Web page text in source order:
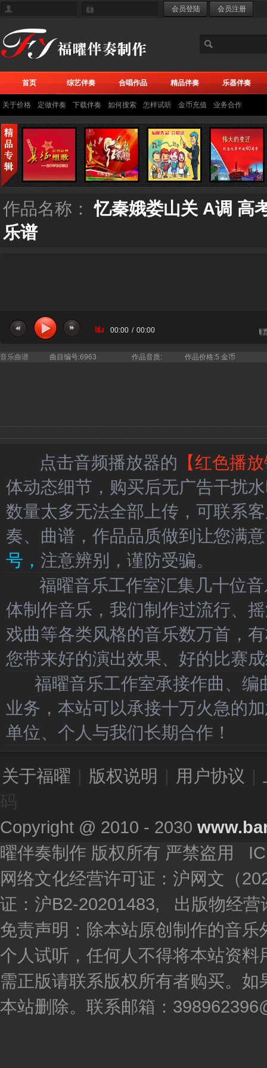
首页 综艺伴奏 合唱作品 精品伴奏 乐器伴奏
关于价格 定做伴奏 下载伴奏 如何搜索 怎样试听 金币充值 业务合作
作品名称：忆秦娥娄山关 A调 高
乐谱
当前曲目：忆秦娥娄山关 A调 高考声乐钢琴伴奏五
00:00 / 00:00
音乐曲谱 曲目编号:6963 作品音质: 作品价格:5 金币
点击音频播放器的 【红色播
体动态细节，购买后无广告干扰
数量太多无法全部上传，可联系
奏、曲谱，作品品质做到让您满
号， 注意辨别，谨防受骗。
福曜音乐工作室汇集几十位音
体制作音乐，我们制作过流行、
戏曲等各类风格的音乐数万首，
您带来好的演出效果、好的比赛
福曜音乐工作室承接作曲、编
业务，本站可以承接十万火急的
单位、个人与我们长期合作！
关于福曜 版权说明 用户协议
Copyright @ 2010 - 2030
曜伴奏制作 版权所有 严禁盗用
网络文化经营许可证：沪网文（
证：沪B2-20201483, 出版物经营
免责声明：除本站原创制作的音
个人试听，任何人不得将本站资
需正版请联系版权所有者购买。
本站删除。联系邮箱：